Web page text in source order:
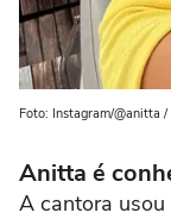
Foto: Instagram/@anitta
Anitta é
A cantora